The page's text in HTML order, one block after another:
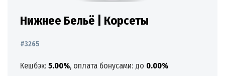
Нижнее Бельё | Корсеты
#3265
Кешбэк: 5.00%, оплата бонусами: до 0.00%